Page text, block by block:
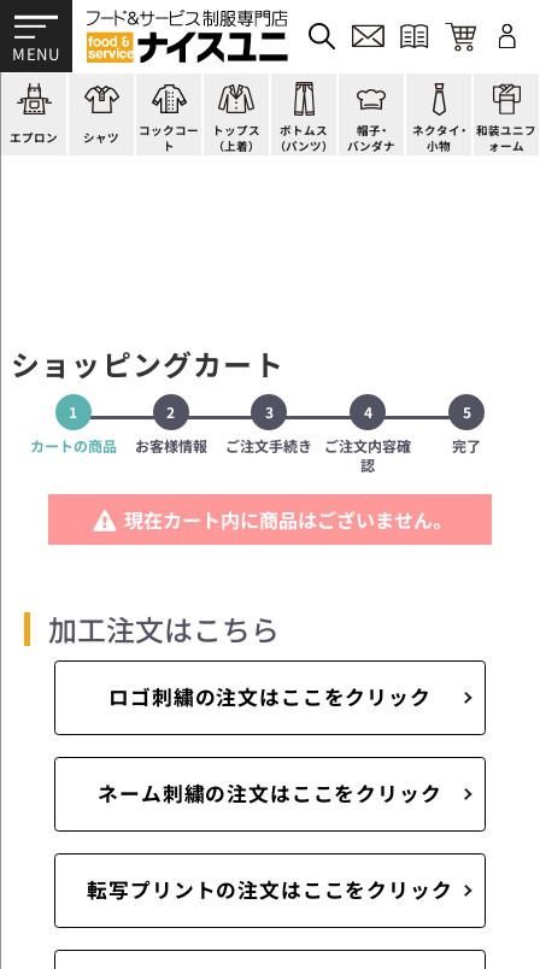
エプロン
かぶり型
スモック風
厨房用
ラップエプロン
シャツ
ピンタック
Tシャツ
ポロシャツ
和風シャツ(Asian)コックコー
ト
ショップコート
スタンダード
ファッション
キッズ
トップス
（上着）
法被(はっぴ)
調理白衣
カットソー
ジャンバー
ボトムス
（パンツ）
イージーパンツ
ワンピース
厨房シューズ
フロアシューズ
帽子・
バンダナ
洋帽子
コック帽
衛生帽子
ヘアネット
ネクタイ・
小物
ネクタイ
蝶ネクタイ
リボン・スカーフ
クロスタイ
和装ユニフ
ォーム
帯
草履、足袋など
着付小物
きもの
ショッピングカート
1
カートの商品
2
お客様情報
3
ご注文手続き
4
ご注文内容確
認
5
完了
現在カート内に商品はございません。
加工注文はこちら
ロゴ刺繍の注文はここをクリック
ネーム刺繍の注文はここをクリック
転写プリントの注文はここをクリック